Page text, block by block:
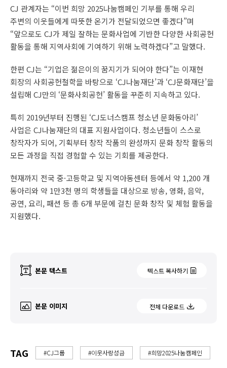
CJ 관계자는 “이번 희망 2025나눔캠페인 기부를 통해 우리
주변의 이웃들에게 따뜻한 온기가 전달되었으면 좋겠다”며
“앞으로도 CJ가 제일 잘하는 문화사업에 기반한 다양한 사회공헌
활동을 통해 지역사회에 기여하기 위해 노력하겠다”고 말했다.
한편 CJ는 “기업은 젊은이의 꿈지기가 되어야 한다”는 이재현
회장의 사회공헌철학을 바탕으로 ‘CJ나눔재단’과 ‘CJ문화재단’을
설립해 CJ만의 ‘문화사회공헌’ 활동을 꾸준히 지속하고 있다.
특히 2019년부터 진행된 ‘CJ도너스캠프 청소년 문화동아리’
사업은 CJ나눔재단의 대표 지원사업이다. 청소년들이 스스로
창작자가 되어, 기획부터 창작 작품의 완성까지 문화 창작 활동의
모든 과정을 직접 경험할 수 있는 기회를 제공한다.
현재까지 전국 중·고등학교 및 지역아동센터 등에서 약 1,200 개
동아리와 약 1만3천 명의 학생들을 대상으로 방송, 영화, 음악,
공연, 요리, 패션 등 총 6개 부문에 걸친 문화 창작 및 체험 활동을
지원했다.
본문 텍스트 텍스트 복사하기
본문 이미지 전체 다운로드
TAG #CJ그룹 #이웃사랑성금 #희망2025나눔캠페인